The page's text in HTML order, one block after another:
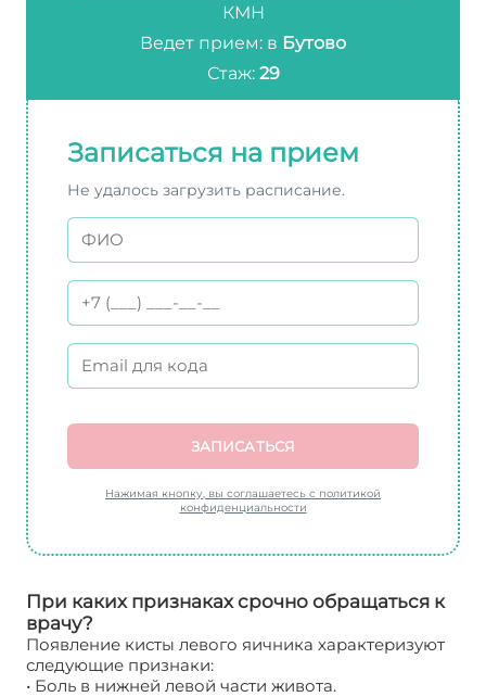
КМН
Ведет прием: в Бутово
Стаж: 29
Записаться на прием
Не удалось загрузить расписание.
ЗАПИСАТЬСЯ
Нажимая кнопку, вы соглашаетесь с политикой
конфиденциальности
При каких признаках срочно обращаться к
врачу?
Появление кисты левого яичника характеризуют
следующие признаки:
• Боль в нижней левой части живота.